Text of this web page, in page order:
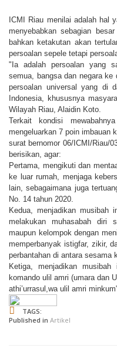
ICMI Riau menilai adalah hal
menyebabkan sebagian
bahkan ketakutan akan
persoalan sepele tetapi
"Ia adalah persoalan yang
semua, bangsa dan negara ke
persoalan universal yang di
Indonesia, khususnya
Wilayah Riau, Alaidin Koto.
Terkait kondisi
mengeluarkan 7 poin imbauan
surat bernomor 06/ICMI/Riau/
berisikan, agar:
Pertama, mengikuti dan
ke luar rumah, menjaga
lain, sebagaimana juga
No. 14 tahun 2020.
Kedua, menjadikan musibah
melakukan muhasabah diri
maupun kelompok dengan
memperbanyak istigfar, zikir,
perbantahan di antara sesama
Ketiga, menjadikan
komando ulil amri (umara dan
athi’urrasul,wa ulil amri
TAGS:
Published in Artikel